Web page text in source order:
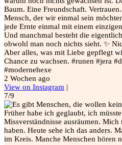
Baum. Eine Freundschaft.
Mensch, der wir einmal sein
jede Ernte einmal mit einem
Und manchmal besteht die
obwohl man noch nichts sieht. ✨
Aber alles, was mit Liebe gepflegt
Chance zu wachsen. #runen #jera
#modernehexe
2 Wochen ago
View on Instagram |
7/9